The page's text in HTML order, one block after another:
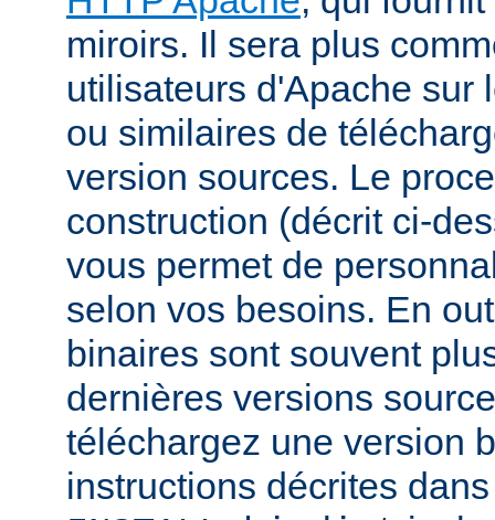
miroirs. Il sera plus
utilisateurs d'Apache sur
ou similaires de
version sources. Le
construction (décrit ci-
vous permet de
selon vos besoins. En
binaires sont souvent
dernières versions
téléchargez une version
instructions décrites